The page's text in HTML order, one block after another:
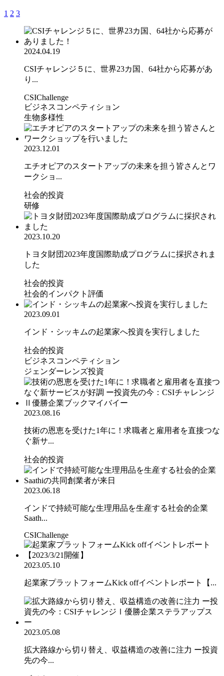
1 2 3
2024.04.19
CSIチャレンジ５に、世界23カ国、64社から応募があ
り...
CSIChallenge
ビジネスコンペティション
生物多様性
2023.12.01
エチオピアのスタートアップの未来を担う皆さんとワ
ークショ...
社会的投資
研修
2023.10.20
トヨタ財団2023年度国際助成プログラムに採択されま
した
社会的投資
社会的インパクト評価
2023.09.01
インド・シッキムの起業家へ投資を実行しました
社会的投資
ビジネスコンペティション
ジェンダーレンズ投資
2023.08.16
技術の恩恵を受けた1年に！求職者と雇用者を直接つな
ぐ新サ...
社会的投資
2023.06.18
インドで持続可能な生理用品を生産する社会的企業
Saath...
CSIChallenge
2023.05.10
起業家プラットフォームKick offイベントレポート【...
2023.05.08
拡大路線から切り替え、収益構造の改善に注力 ー投資
先の今...